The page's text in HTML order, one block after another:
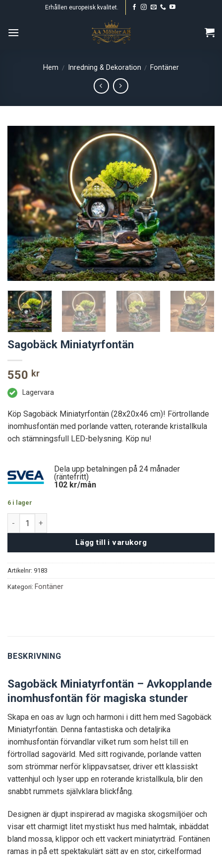
content
Erhållen europeisk kvalitet.
Hem / Inredning & Dekoration / Fontäner
Sagobäck Miniatyrfontän
550 kr
Lagervara
Köp Sagobäck Miniatyrfontän (28x20x46 cm)! Förtrollande
inomhusfontän med porlande vatten, roterande kristallkula
och stämningsfull LED-belysning. Köp nu!
Dela upp betalningen på 24 månader
(räntefritt)
102 kr/mån
6 i lager
Sagobäck Miniatyrfontän mängd
Lägg till i varukorg
Artikelnr: 9183
Kategori: Fontäner
BESKRIVNING
Sagobäck Miniatyrfontän – Avkopplande
inomhusfontän för magiska stunder
Skapa en oas av lugn och harmoni i ditt hem med Sagobäck
Miniatyrfontän. Denna fantastiska och detaljrika
inomhusfontän förvandlar vilket rum som helst till en
förtrollad sagovärld. Med sitt rogivande, porlande vatten
som strömmar nerför klippavsatser, driver ett klassiskt
vattenhjul och lyser upp en roterande kristallkula, blir den
snabbt rummets självklara blickfång.
Designen är djupt inspirerad av magiska skogsmiljöer och
visar ett charmigt litet mystiskt hus med halmtak, inbäddat
bland mossa, klippor och ett vackert miniatyrträd. Fontänen
ramas in på ett spektakulärt sätt av en stor, cirkelformad